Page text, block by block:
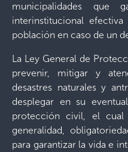
municipalidades que
interinstitucional
población en caso de un
La Ley General de
prevenir, mitigar y
desastres naturales y
desplegar en su
protección civil, el cual
generalidad,
para garantizar la vida e